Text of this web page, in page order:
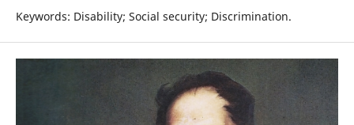
Keywords: Disability; Social security; Discrimination.